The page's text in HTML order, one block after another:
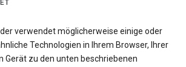
verwendet möglicherweise einige oder
Technologien in Ihrem Browser, Ihrer
Gerät zu den unten beschriebenen